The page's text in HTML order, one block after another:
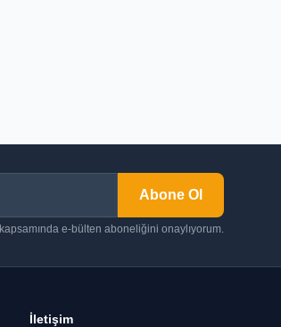
Abone Ol
kapsamında e-bülten aboneliğini onaylıyorum.
İletişim